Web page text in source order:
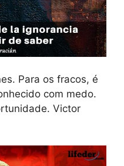
Para os fracos, é
com medo.
Victor